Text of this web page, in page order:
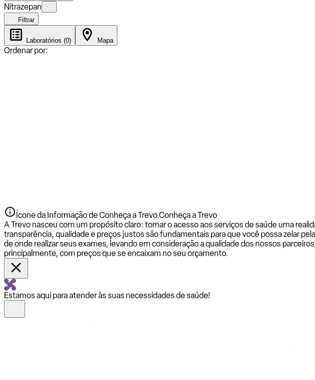
Nitrazepan
Filtrar
Laboratórios (0) Mapa
Ordenar por:
Ícone da Informação de Conheça a Trevo.Conheça a Trevo
A Trevo nasceu com um propósito claro: tornar o acesso aos serviços de saúde uma
transparência, qualidade e preços justos são fundamentais para que você possa zelar
de onde realizar seus exames, levando em consideração a qualidade dos nossos
principalmente, com preços que se encaixam no seu orçamento.
Estamos aqui para atender às suas necessidades de saúde!